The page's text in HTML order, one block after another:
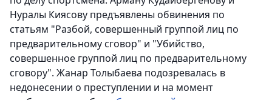
Нуралы Киясову предъявлены обвинения по
статьям "Разбой, совершенный группой лиц по
предварительному сговор" и "Убийство,
совершенное группой лиц по предварительному
сговору". Жанар Толыбаева подозревалась в
недонесении о преступлении и на момент